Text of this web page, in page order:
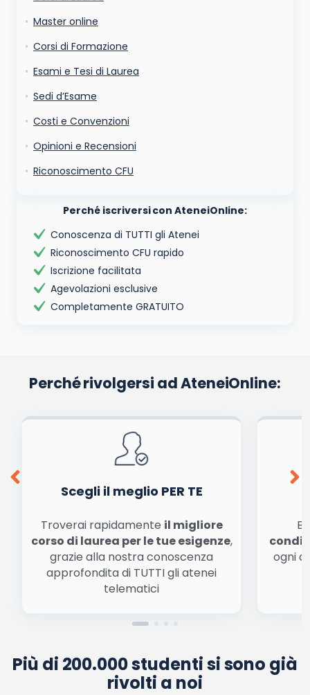
cookie salvi i tuoi dati (nome, email) per il prossimo commento.
Ho letto e acconsento l'
Acconsento all'uso dei miei dati da parte di terzi per
finalità di marketing diretto con modalità
automatizzate o tradizionali
conferma e pubblica
Master online
Corsi di Formazione
Esami e Tesi di Laurea
Sedi d’Esame
Costi e Convenzioni
Opinioni e Recensioni
Riconoscimento CFU
Perché iscriversi con AteneiOnline:
Conoscenza di TUTTI gli Atenei
Riconoscimento CFU rapido
Iscrizione facilitata
Agevolazioni esclusive
Completamente GRATUITO
Perché rivolgersi ad AteneiOnline:
Scegli il meglio PER TE
Troverai rapidamente il migliore
corso di laurea per le tue esigenze,
grazie alla nostra conoscenza
approfondita di TUTTI gli atenei
telematici
ogni
Più di 200.000 studenti si sono già
rivolti a noi